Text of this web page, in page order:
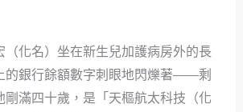
（化名）坐在新生兒加護病房外的長
的銀行餘額數字刺眼地閃爍著——剩
剛滿四十歲，是「天樞航太科技（化